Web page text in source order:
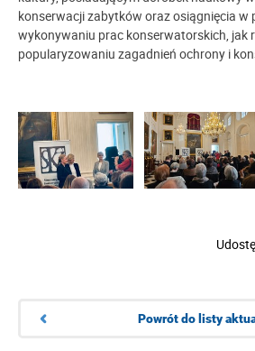
konserwacji zabytków oraz osiągnięcia w
wykonywaniu prac konserwatorskich, jak
popularyzowaniu zagadnień ochrony i
Powrót do listy